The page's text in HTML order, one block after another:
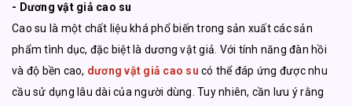
- Dương vật giả cao su
Cao su là một chất liệu khá phổ biến trong sản xuất các sản
phẩm tình dục, đặc biệt là dương vật giả. Với tính năng đàn hồi
và độ bền cao, dương vật giả cao su có thể đáp ứng được nhu
cầu sử dụng lâu dài của người dùng. Tuy nhiên, cần lưu ý rằng